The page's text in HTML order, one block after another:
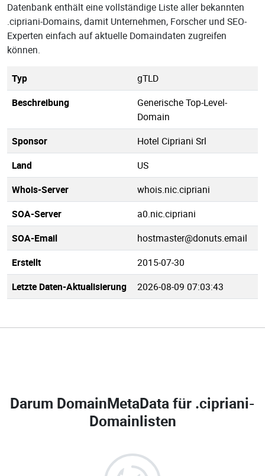
Datenbank enthält eine vollständige Liste aller bekannten
.cipriani-Domains, damit Unternehmen, Forscher und SEO-
Experten einfach auf aktuelle Domaindaten zugreifen
können.
Typ
gTLD
Beschreibung
Generische Top-Level-
Domain
Sponsor
Hotel Cipriani Srl
Land
US
Whois-Server
whois.nic.cipriani
SOA-Server
a0.nic.cipriani
SOA-Email
hostmaster@donuts.email
Erstellt
2015-07-30
Letzte Daten-Aktualisierung
2026-08-09 07:03:43
Darum DomainMetaData für .cipriani-
Domainlisten